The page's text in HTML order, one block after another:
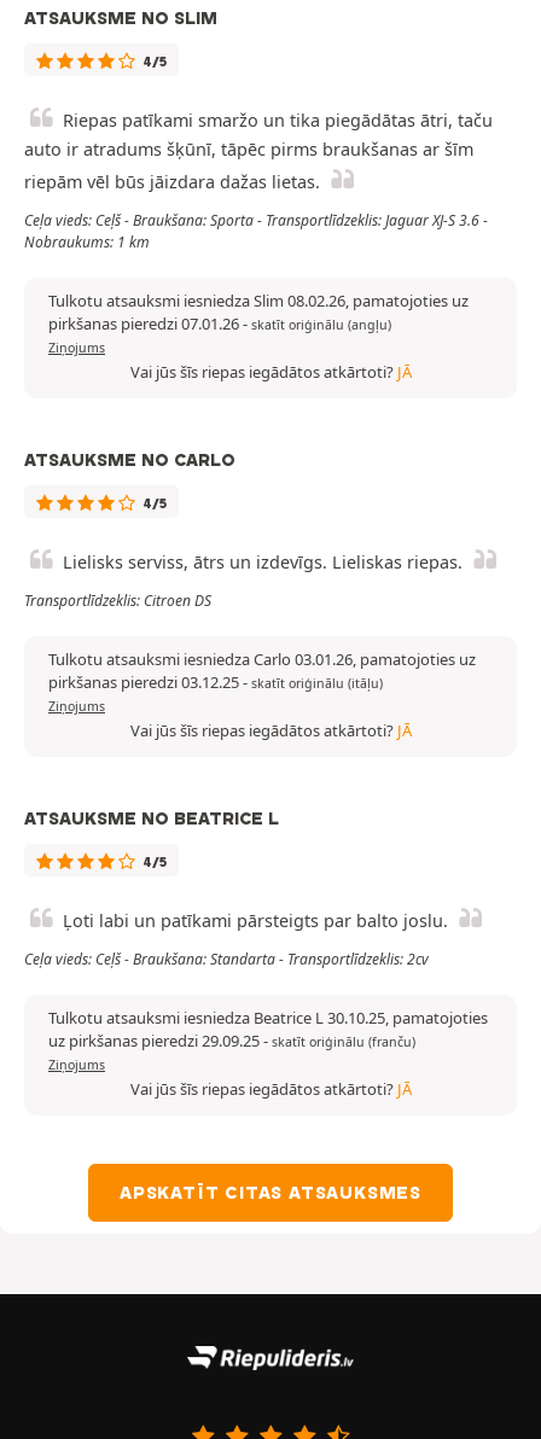
ATSAUKSME NO SLIM
4/5
Riepas patīkami smaržo un tika piegādātas ātri, taču
auto ir atradums šķūnī, tāpēc pirms braukšanas ar šīm
riepām vēl būs jāizdara dažas lietas.
Ceļa vieds: Ceļš - Braukšana: Sporta - Transportlīdzeklis: Jaguar XJ-S 3.6 -
Nobraukums: 1 km
Tulkotu atsauksmi iesniedza Slim 08.02.26, pamatojoties uz
pirkšanas pieredzi 07.01.26- skatīt oriģinālu (angļu)
Ziņojums
Vai jūs šīs riepas iegādātos atkārtoti? JĀ
ATSAUKSME NO CARLO
4/5
Lielisks serviss, ātrs un izdevīgs. Lieliskas riepas.
Transportlīdzeklis: Citroen DS
Tulkotu atsauksmi iesniedza Carlo 03.01.26, pamatojoties uz
pirkšanas pieredzi 03.12.25- skatīt oriģinālu (itāļu)
Ziņojums
Vai jūs šīs riepas iegādātos atkārtoti? JĀ
ATSAUKSME NO BEATRICE L
4/5
Ļoti labi un patīkami pārsteigts par balto joslu.
Ceļa vieds: Ceļš - Braukšana: Standarta - Transportlīdzeklis: 2cv
Tulkotu atsauksmi iesniedza Beatrice L 30.10.25, pamatojoties
uz pirkšanas pieredzi 29.09.25- skatīt oriģinālu (franču)
Ziņojums
Vai jūs šīs riepas iegādātos atkārtoti? JĀ
APSKATĪT CITAS ATSAUKSMES